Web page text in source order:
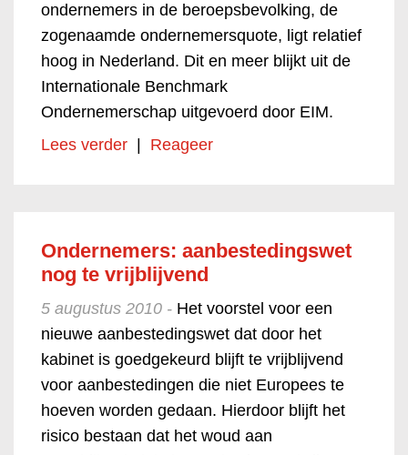
ondernemers in de beroepsbevolking, de
zogenaamde ondernemersquote, ligt relatief
hoog in Nederland. Dit en meer blijkt uit de
Internationale Benchmark
Ondernemerschap uitgevoerd door EIM.
Lees verder
Reageer
Ondernemers: aanbestedingswet
nog te vrijblijvend
5 augustus 2010 - Het voorstel voor een
nieuwe aanbestedingswet dat door het
kabinet is goedgekeurd blijft te vrijblijvend
voor aanbestedingen die niet Europees te
hoeven worden gedaan. Hierdoor blijft het
risico bestaan dat het woud aan